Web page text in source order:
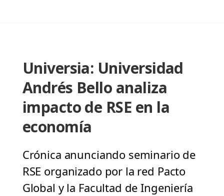
Universia: Universidad
Andrés Bello analiza
impacto de RSE en la
economía
Crónica anunciando seminario de
RSE organizado por la red Pacto
Global y la Facultad de Ingeniería